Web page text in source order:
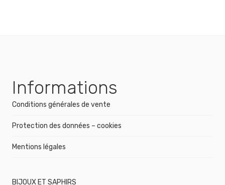
Informations
Conditions générales de vente
Protection des données – cookies
Mentions légales
BIJOUX ET SAPHIRS